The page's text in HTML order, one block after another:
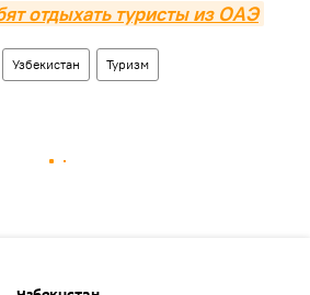
отдыхать туристы из ОАЭ
Узбекистан Туризм